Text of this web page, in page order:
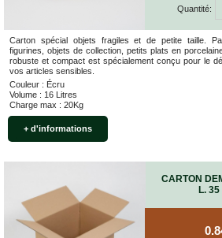
Carton spécial objets fragiles et de petite taille.
figurines, objets de collection, petits plats en
robuste et compact est spécialement conçu pour le
vos articles sensibles.
Couleur : Écru
Volume : 16 Litres
Charge max : 20Kg
+ d'informations
Quantité:
CARTON
L.